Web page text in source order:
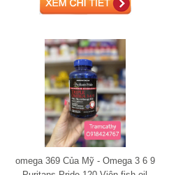
omega 369 Của Mỹ - Omega 3 6 9